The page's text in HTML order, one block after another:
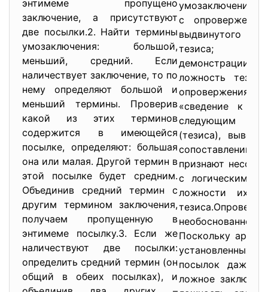
энтимеме пропущено
заключение, а присутствуют
две посылки.2. Найти термины
умозаключения: большой,
меньший, средний. Если
наличествует заключение, то по
нему определяют большой и
меньший термины. Проверив
какой из этих терминов
содержится в имеющейся
посылке, определяют: большая
она или малая. Другой термин в
этой посылке будет средним.
Объединив средний термин с
другим термином заключения,
получаем пропущенную в
энтимеме посылку.3. Если же
наличествуют две посылки:
определить средний термин (он
общий в обеих посылках), и
умозаключения.В
с
выдвинутого
тезиса;
ложность
опровержения.
«сведение к
следующим
(тезиса),
сопоставлении
признают
с логическим
ложности их
Поскольку
установленных
посылок даже
ложное